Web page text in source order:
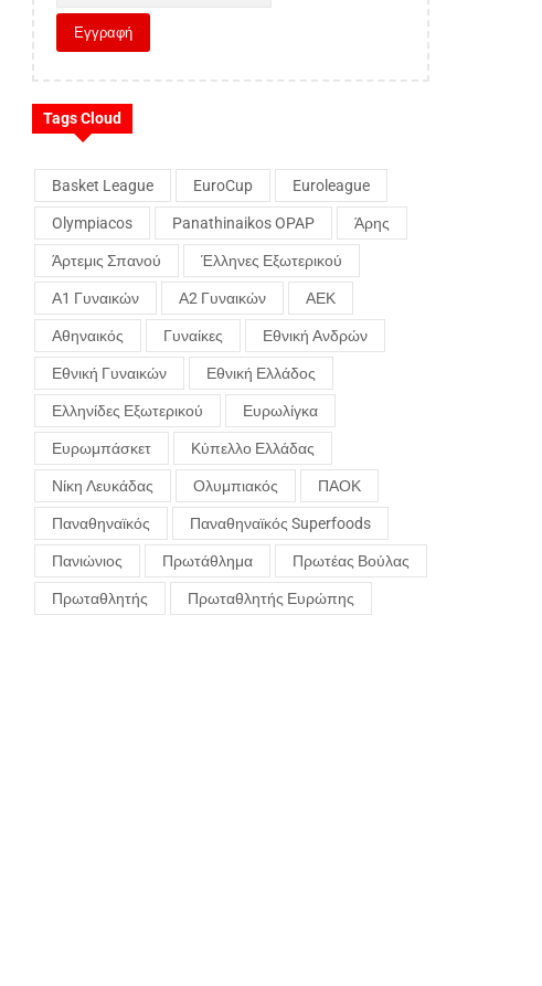
Tags Cloud
Basket League EuroCup Euroleague
Olympiacos Panathinaikos OPAP Άρης
Άρτεμις Σπανού Έλληνες Εξωτερικού
Α1 Γυναικών Α2 Γυναικών ΑΕΚ
Αθηναικός Γυναίκες Εθνική Ανδρών
Εθνική Γυναικών Εθνική Ελλάδος
Ελληνίδες Εξωτερικού Ευρωλίγκα
Ευρωμπάσκετ Κύπελλο Ελλάδας
Νίκη Λευκάδας Ολυμπιακός ΠΑΟΚ
Παναθηναϊκός Παναθηναϊκός Superfoods
Πανιώνιος Πρωτάθλημα Πρωτέας Βούλας
Πρωταθλητής Πρωταθλητής Ευρώπης